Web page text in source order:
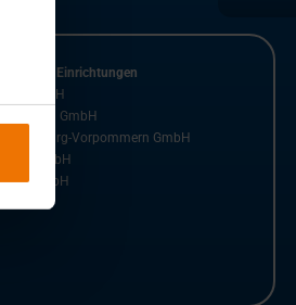
Einrichtungen
GmbH
GmbH
Mecklenburg-Vorpommern GmbH
gGmbH
GmbH